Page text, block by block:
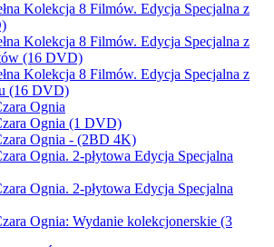
Kolekcja 8 Filmów. Edycja Specjalna z
Kolekcja 8 Filmów. Edycja Specjalna z
(16 DVD)
Kolekcja 8 Filmów. Edycja Specjalna z
(16 DVD)
Ognia
Ognia (1 DVD)
Ognia - (2BD 4K)
Ognia. 2-płytowa Edycja Specjalna
Ognia. 2-płytowa Edycja Specjalna
Ognia: Wydanie kolekcjonerskie (3